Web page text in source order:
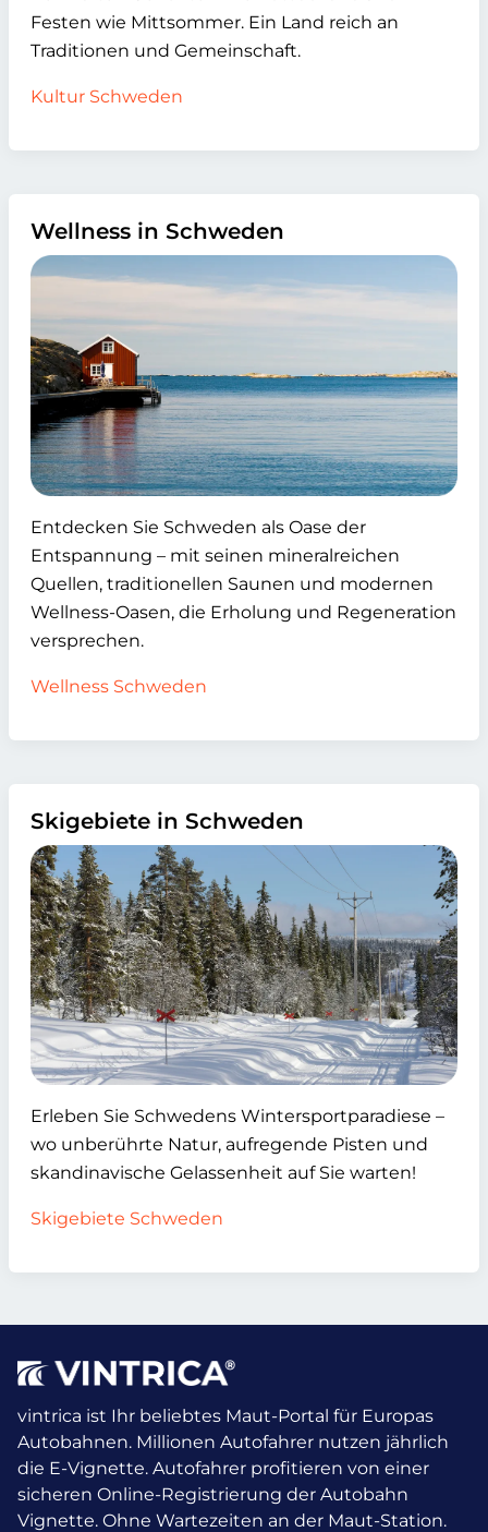
Festen wie Mittsommer. Ein Land reich an
Traditionen und Gemeinschaft.
Kultur Schweden
Wellness in Schweden
Entdecken Sie Schweden als Oase der
Entspannung – mit seinen mineralreichen
Quellen, traditionellen Saunen und modernen
Wellness-Oasen, die Erholung und Regeneration
versprechen.
Wellness Schweden
Skigebiete in Schweden
Erleben Sie Schwedens Wintersportparadiese –
wo unberührte Natur, aufregende Pisten und
skandinavische Gelassenheit auf Sie warten!
Skigebiete Schweden
vintrica ist Ihr beliebtes Maut-Portal für Europas
Autobahnen. Millionen Autofahrer nutzen jährlich
die E-Vignette. Autofahrer profitieren von einer
sicheren Online-Registrierung der Autobahn
Vignette. Ohne Wartezeiten an der Maut-Station.